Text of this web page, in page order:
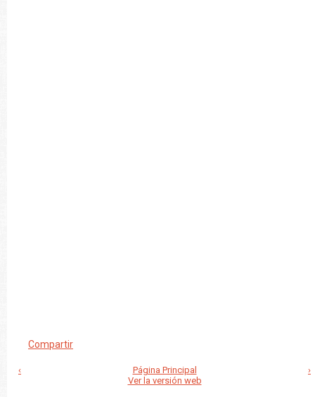
Compartir
‹ ›
Página Principal
Ver la versión web